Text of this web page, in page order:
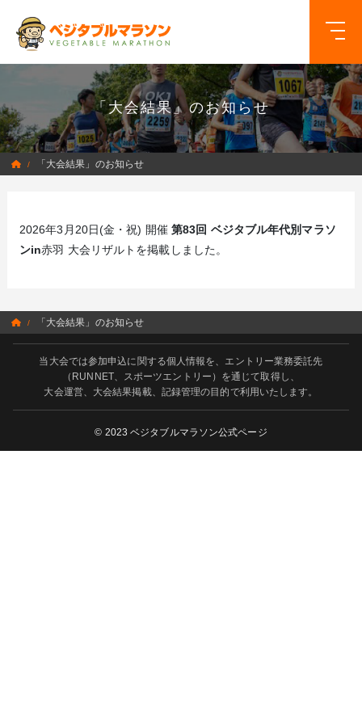
「大会結果」のお知らせ
/ 「大会結果」のお知らせ
2026年3月20日(金・祝) 開催第83回 ベジタブル年代別マラソ
ンin赤羽 大会リザルトを掲載しました。
/ 「大会結果」のお知らせ
当大会では参加申込に関する個人情報を、エントリー業務委託先
（RUNNET、スポーツエントリー）を通じて取得し、
大会運営、大会結果掲載、記録管理の目的で利用いたします。
© 2023 ベジタブルマラソン公式ページ